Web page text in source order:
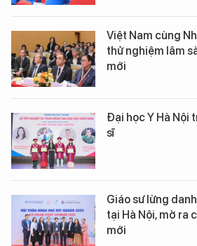
Việt Nam cùng
thử nghiệm lâm
mới
Đại học Y Hà Nội
sĩ
Giáo sư lừng
tại Hà Nội, mở ra
mới